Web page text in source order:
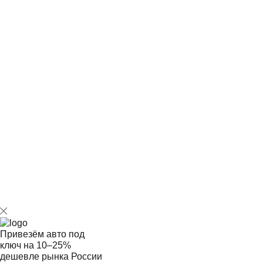
Привезём авто под
ключ на 10–25%
дешевле рынка России